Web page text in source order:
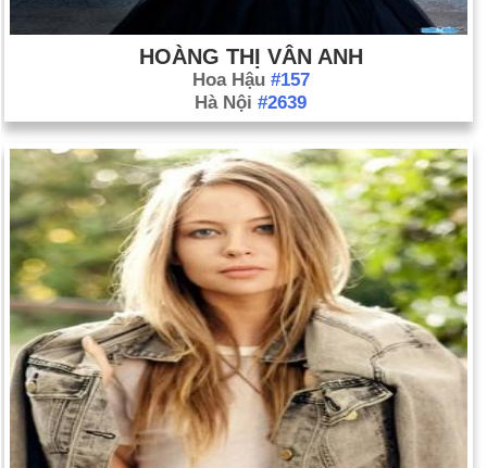
HOÀNG THỊ VÂN ANH
Hoa Hậu #157
Hà Nội #2639